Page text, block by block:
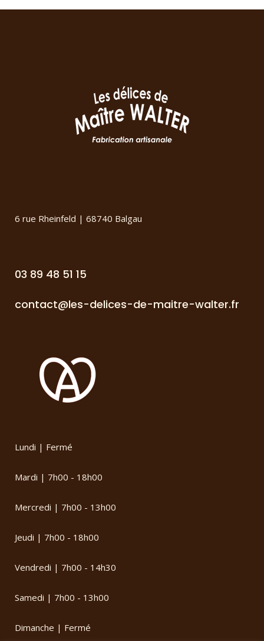
6 rue Rheinfeld | 68740 Balgau
03 89 48 51 15
contact@les-delices-de-maitre-walter.fr
Lundi | Fermé
Mardi | 7h00 - 18h00
Mercredi | 7h00 - 13h00
Jeudi | 7h00 - 18h00
Vendredi | 7h00 - 14h30
Samedi | 7h00 - 13h00
Dimanche | Fermé